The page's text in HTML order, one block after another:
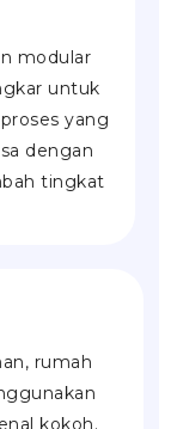
modular
untuk
yang
dengan
tingkat
rumah
kokoh.